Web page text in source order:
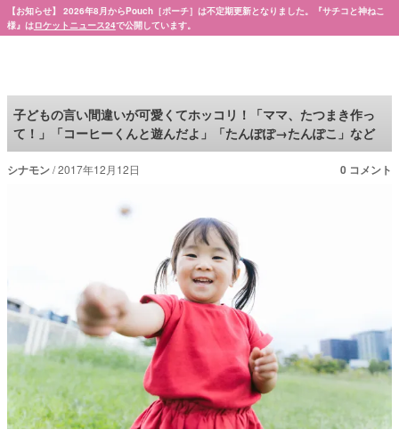
【お知らせ】 2026年8月からPouch［ポーチ］は不定期更新となりました。『サチコと神ねこ
様』はロケットニュース24で公開しています。
子どもの言い間違いが可愛くてホッコリ！「ママ、たつまき作っ
て！」「コーヒーくんと遊んだよ」「たんぽぽ→たんぽこ」など
シナモン 2017年12月12日 0 コメント